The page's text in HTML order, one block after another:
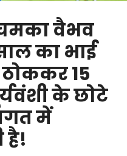
वैभव
का भाई
15
के छोटे
में
है!